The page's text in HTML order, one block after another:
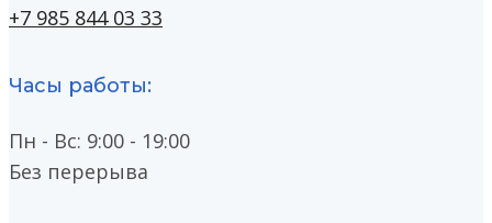
+7 985 844 03 33
Часы работы:
Пн - Вс: 9:00 - 19:00
Без перерыва